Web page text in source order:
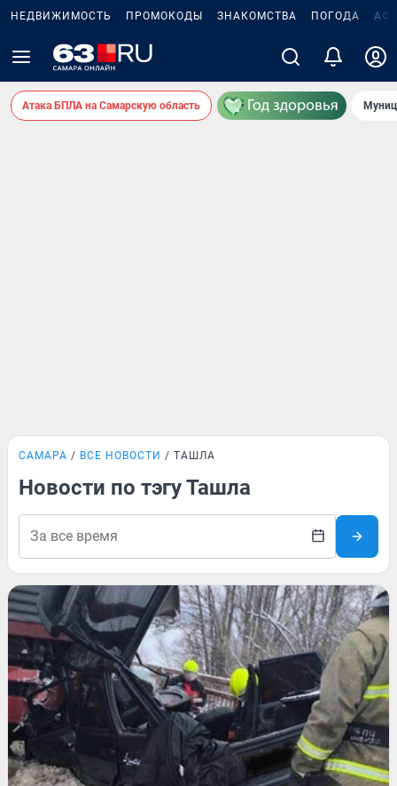
НЕДВИЖИМОСТЬ ПРОМОКОДЫ ЗНАКОМСТВА ПОГОДА
Атака БПЛА на Самарскую область
САМАРА ВСЕ НОВОСТИ ТАШЛА
Новости по тэгу Ташла